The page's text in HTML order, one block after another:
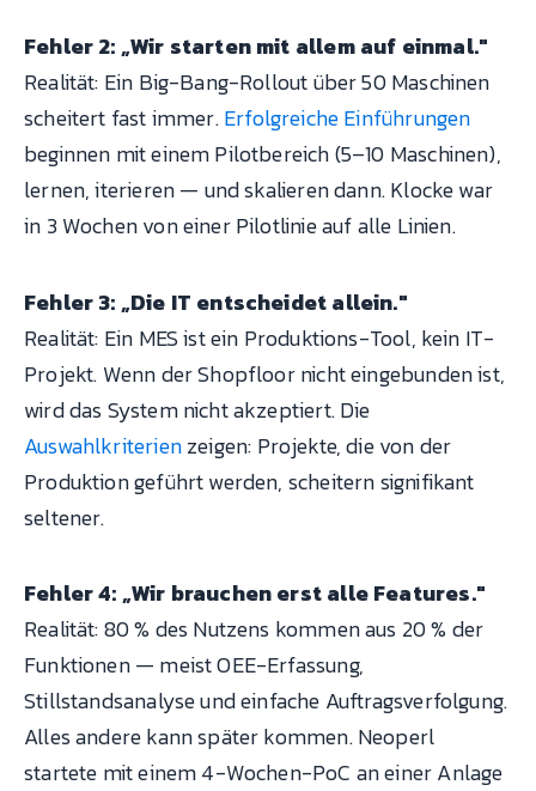
Fehler 2: „Wir starten mit allem auf einmal."
Realität: Ein Big-Bang-Rollout über 50 Maschinen
scheitert fast immer.Erfolgreiche Einführungen
beginnen mit einem Pilotbereich (5–10 Maschinen),
lernen, iterieren — und skalieren dann. Klocke war
in 3 Wochen von einer Pilotlinie auf alle Linien.
Fehler 3: „Die IT entscheidet allein."
Realität: Ein MES ist ein Produktions-Tool, kein IT-
Projekt. Wenn der Shopfloor nicht eingebunden ist,
wird das System nicht akzeptiert. Die
Auswahlkriterienzeigen: Projekte, die von der
Produktion geführt werden, scheitern signifikant
seltener.
Fehler 4: „Wir brauchen erst alle Features."
Realität: 80 % des Nutzens kommen aus 20 % der
Funktionen — meist OEE-Erfassung,
Stillstandsanalyse und einfache Auftragsverfolgung.
Alles andere kann später kommen. Neoperl
startete mit einem 4-Wochen-PoC an einer Anlage